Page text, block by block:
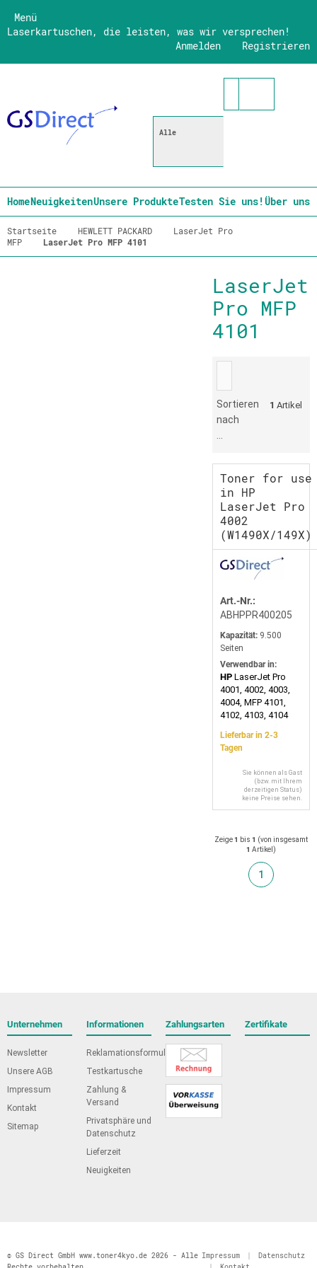
Menü
Laserkartuschen, die leisten, was wir versprechen!
Registrieren
Anmelden
Alle
HomeNeuigkeitenUnsere ProdukteTesten Sie uns!Über uns
Startseite HEWLETT PACKARD
LaserJet Pro
MFP
LaserJet Pro MFP 4101
LaserJet
Pro MFP
4101
Sortieren
nach
1 Artikel
Toner for use
in HP
LaserJet Pro
4002
(W1490X/149X)
Art.-Nr.:
ABHPPR400205
Kapazität: 9.500
Seiten
Verwendbar in:
HP LaserJet Pro
4001, 4002, 4003,
4004, MFP 4101,
4102, 4103, 4104
Lieferbar in 2-3
Tagen
Sie können als Gast
(bzw. mit Ihrem
derzeitigen Status)
keine Preise sehen.
Zeige1 bis 1 (von insgesamt
1 Artikel )
1
Unternehmen
Newsletter
Unsere AGB
Impressum
Kontakt
Sitemap
Informationen
Reklamationsformular
Testkartusche
Zahlung &
Versand
Privatsphäre und
Datenschutz
Lieferzeit
Neuigkeiten
Zahlungsarten Zertifikate
© GS Direct GmbH www.toner4kyo.de 2026 - Alle Impressum |
Datenschutz